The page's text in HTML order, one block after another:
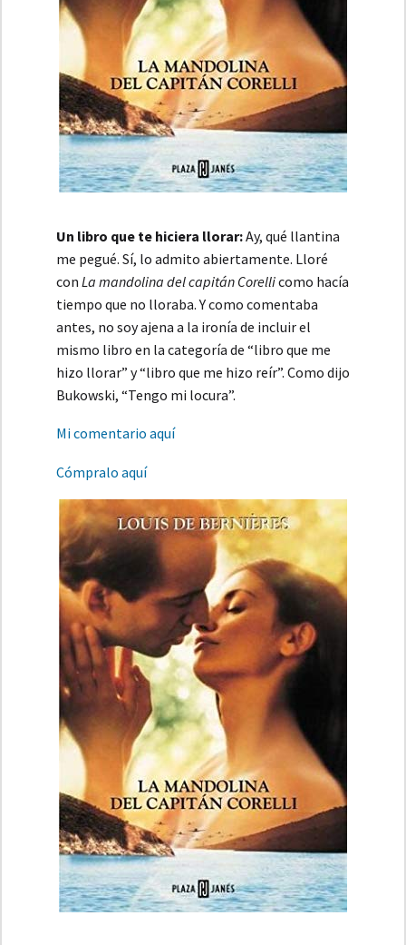
Un libro que te hiciera llorar:Ay, qué llantina
me pegué. Sí, lo admito abiertamente. Lloré
con La mandolina del capitán Corellicomo hacía
tiempo que no lloraba. Y como comentaba
antes, no soy ajena a la ironía de incluir el
mismo libro en la categoría de “libro que me
hizo llorar” y “libro que me hizo reír”. Como dijo
Bukowski, “Tengo mi locura”.
Mi comentario aquí
Cómpralo aquí